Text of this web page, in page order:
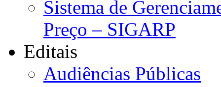
Sistema de
Preço – SIGARP
Editais
Audiências Públicas